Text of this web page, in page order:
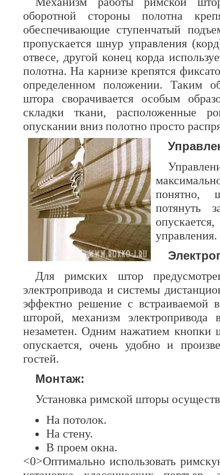
оборотной стороны полотна
обеспечивающие ступенчатый
пропускается шнур управления
отвесе, другой конец корда
полотна. На карнизе крепятся
определенном положении. Таким
штора сворачивается особым
складки ткани, расположенные
опускании вниз полотно просто
понятно,
потянуть
управления.
Для римских штор
электропривода и системы
эффектно решение с встраиваемой
шторой, механизм электропривода
незаметен. Одним нажатием кнопки
опускается, очень удобно и
гостей.
Монтаж:
Установка римской шторы
На потолок.
На стену.
В проем окна.
<0>Оптимально использовать